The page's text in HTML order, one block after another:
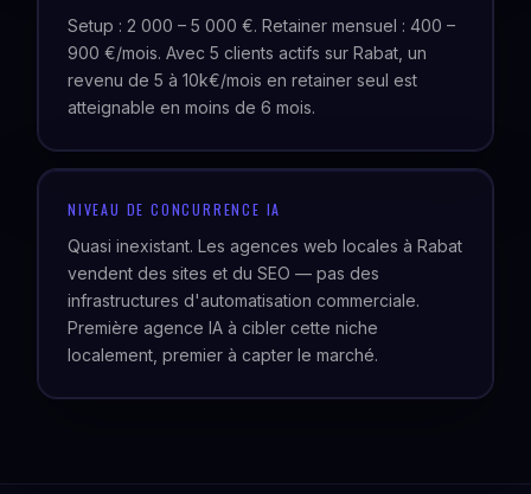
Setup : 2 000 – 5 000 €. Retainer mensuel : 400 –
900 €/mois. Avec 5 clients actifs sur Rabat, un
revenu de 5 à 10k€/mois en retainer seul est
atteignable en moins de 6 mois.
NIVEAU DE CONCURRENCE IA
Quasi inexistant. Les agences web locales à Rabat
vendent des sites et du SEO — pas des
infrastructures d'automatisation commerciale.
Première agence IA à cibler cette niche
localement, premier à capter le marché.